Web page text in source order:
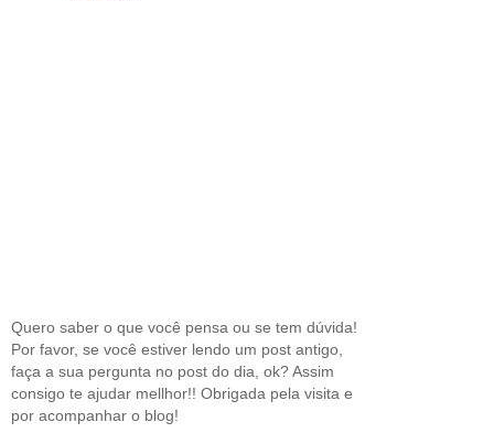
Quero saber o que você pensa ou se tem dúvida!
Por favor, se você estiver lendo um post antigo,
faça a sua pergunta no post do dia, ok? Assim
consigo te ajudar mellhor!! Obrigada pela visita e
por acompanhar o blog!